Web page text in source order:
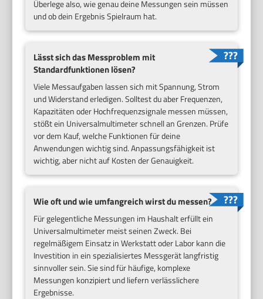
Überlege also, wie genau deine Messungen sein müssen
und ob dein Ergebnis Spielraum hat.
Lässt sich das Messproblem mit
Standardfunktionen lösen?
Viele Messaufgaben lassen sich mit Spannung, Strom
und Widerstand erledigen. Solltest du aber Frequenzen,
Kapazitäten oder Hochfrequenzsignale messen müssen,
stößt ein Universalmultimeter schnell an Grenzen. Prüfe
vor dem Kauf, welche Funktionen für deine
Anwendungen wichtig sind. Anpassungsfähigkeit ist
wichtig, aber nicht auf Kosten der Genauigkeit.
Wie oft und wie umfangreich wirst du messen?
Für gelegentliche Messungen im Haushalt erfüllt ein
Universalmultimeter meist seinen Zweck. Bei
regelmäßigem Einsatz in Werkstatt oder Labor kann die
Investition in ein spezialisiertes Messgerät langfristig
sinnvoller sein. Sie sind für häufige, komplexe
Messungen konzipiert und liefern verlässlichere
Ergebnisse.